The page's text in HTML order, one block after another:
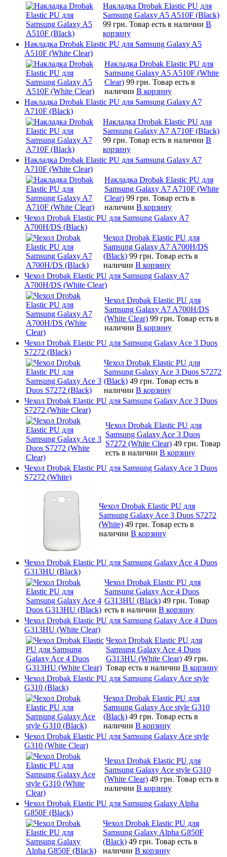
Накладка Drobak Elastic PU для
Samsung Galaxy A5 A510F (Black)
99 грн. Товар есть в наличии В
корзину
Накладка Drobak Elastic PU для Samsung Galaxy A5
A510F (White Clear)
Накладка Drobak Elastic PU для
Samsung Galaxy A5 A510F (White
Clear) 99 грн. Товар есть в
наличии В корзину
Накладка Drobak Elastic PU для Samsung Galaxy A7
A710F (Black)
Накладка Drobak Elastic PU для
Samsung Galaxy A7 A710F (Black)
99 грн. Товар есть в наличии В
корзину
Накладка Drobak Elastic PU для Samsung Galaxy A7
A710F (White Clear)
Накладка Drobak Elastic PU для
Samsung Galaxy A7 A710F (White
Clear) 99 грн. Товар есть в
наличии В корзину
Чехол Drobak Elastic PU для Samsung Galaxy A7
A700H/DS (Black)
Чехол Drobak Elastic PU для
Samsung Galaxy A7 A700H/DS
(Black) 99 грн. Товар есть в
наличии В корзину
Чехол Drobak Elastic PU для Samsung Galaxy A7
A700H/DS (White Clear)
Чехол Drobak Elastic PU для
Samsung Galaxy A7 A700H/DS
(White Clear) 99 грн. Товар есть в
наличии В корзину
Чехол Drobak Elastic PU для Samsung Galaxy Ace 3 Duos
S7272 (Black)
Чехол Drobak Elastic PU для
Samsung Galaxy Ace 3 Duos S7272
(Black) 49 грн. Товар есть в
наличии В корзину
Чехол Drobak Elastic PU для Samsung Galaxy Ace 3 Duos
S7272 (White Clear)
Чехол Drobak Elastic PU для
Samsung Galaxy Ace 3 Duos
S7272 (White Clear) 49 грн. Товар
есть в наличии В корзину
Чехол Drobak Elastic PU для Samsung Galaxy Ace 3 Duos
S7272 (White)
Чехол Drobak Elastic PU для
Samsung Galaxy Ace 3 Duos S7272
(White) 49 грн. Товар есть в
наличии В корзину
Чехол Drobak Elastic PU для Samsung Galaxy Ace 4 Duos
G313HU (Black)
Чехол Drobak Elastic PU для
Samsung Galaxy Ace 4 Duos
G313HU (Black) 49 грн. Товар
есть в наличии В корзину
Чехол Drobak Elastic PU для Samsung Galaxy Ace 4 Duos
G313HU (White Clear)
Чехол Drobak Elastic PU для
Samsung Galaxy Ace 4 Duos
G313HU (White Clear) 49 грн.
Товар есть в наличии В корзину
Чехол Drobak Elastic PU для Samsung Galaxy Ace style
G310 (Black)
Чехол Drobak Elastic PU для
Samsung Galaxy Ace style G310
(Black) 49 грн. Товар есть в
наличии В корзину
Чехол Drobak Elastic PU для Samsung Galaxy Ace style
G310 (White Clear)
Чехол Drobak Elastic PU для
Samsung Galaxy Ace style G310
(White Clear) 49 грн. Товар есть в
наличии В корзину
Чехол Drobak Elastic PU для Samsung Galaxy Alpha
G850F (Black)
Чехол Drobak Elastic PU для
Samsung Galaxy Alpha G850F
(Black) 49 грн. Товар есть в
наличии В корзину